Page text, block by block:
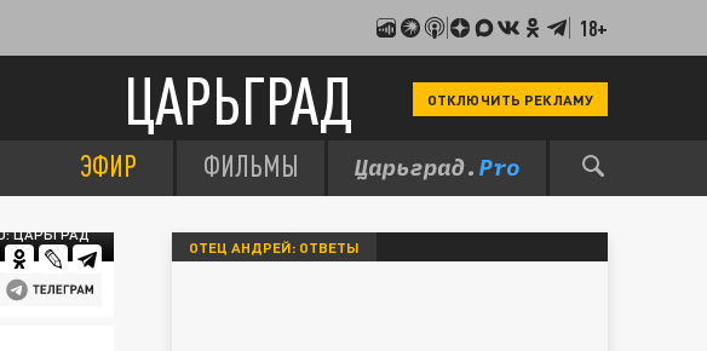
18+
ЦАРЬГРАД ОТКЛЮЧИТЬ РЕКЛАМУ
ЭФИР ФИЛЬМЫ
ЦАРЬГРАД
ОТЕЦ АНДРЕЙ: ОТВЕТЫ